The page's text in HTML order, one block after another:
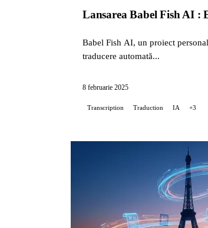
Lansarea Babel Fish AI :
Babel Fish AI, un proiect
traducere automată...
8 februarie 2025
Transcription Traduction IA +3